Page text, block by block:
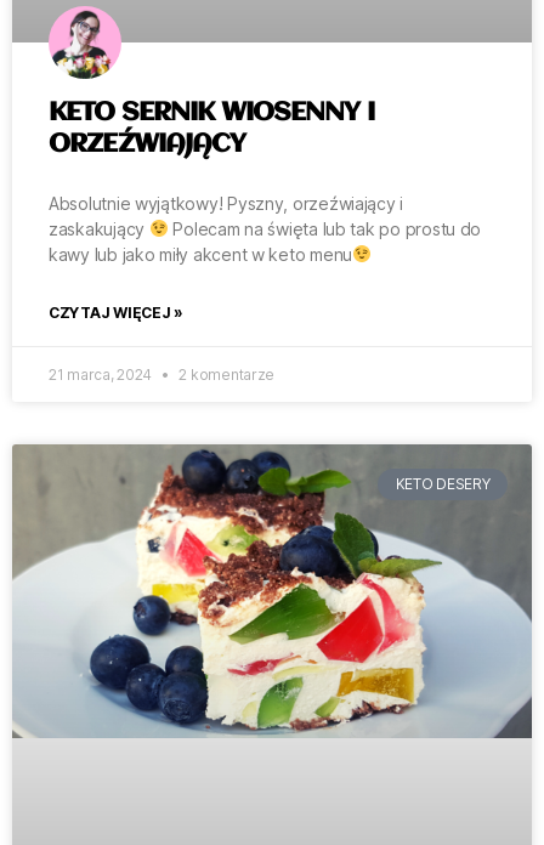
KETO SERNIK WIOSENNY I
ORZEŹWIAJĄCY
Absolutnie wyjątkowy! Pyszny, orzeźwiający i
zaskakujący
Polecam na święta lub tak po prostu do
kawy lub jako miły akcent w keto menu
CZYTAJ WIĘCEJ »
21 marca, 2024 2 komentarze
KETO DESERY